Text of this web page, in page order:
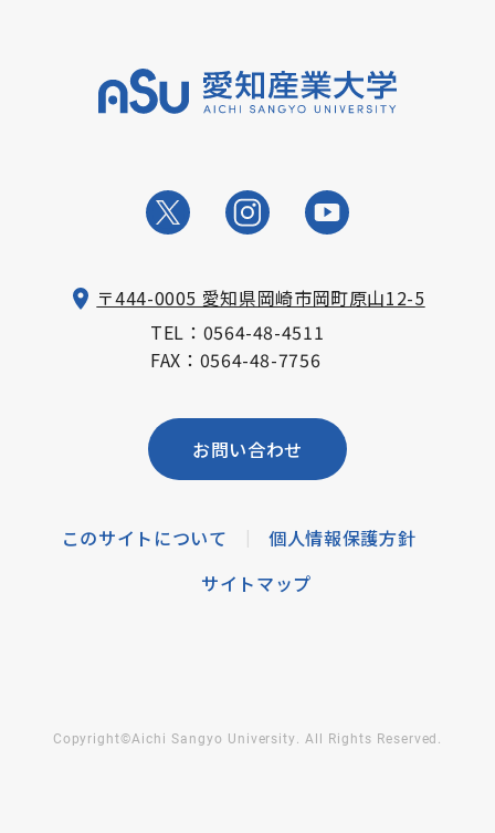
〒444-0005 愛知県岡崎市岡町原山12-5
TEL： 0564-48-4511
FAX：0564-48-7756
お問い合わせ
このサイトについて |
個人情報保護方針
サイトマップ
Copyright©Aichi Sangyo University. All Rights Reserved.